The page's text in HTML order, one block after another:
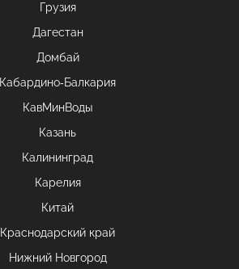
Грузия
Дагестан
Домбай
Кабардино-Балкария
КавМинВоды
Казань
Калининград
Карелия
Китай
Краснодарский край
Нижний Новгород